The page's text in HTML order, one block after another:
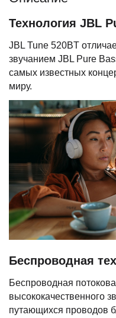
Технология JBL
JBL Tune 520BT
звучанием JBL Pure
самых известных
миру.
Беспроводная
Беспроводная
высококачественного
путающихся проводов